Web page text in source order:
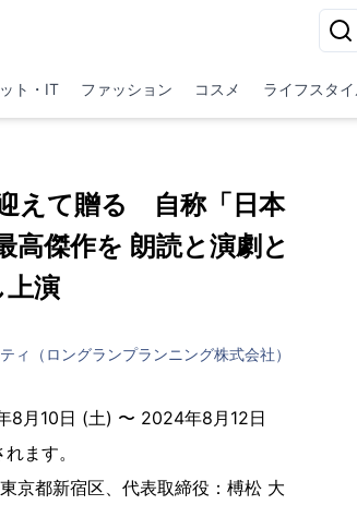
ト・IT ファッション コスメ ライフスタ
えて贈る 自称「日本
傑作を 朗読と演劇と
上演
ィ（ロングランプランニング株式会社）
8月10日 (土) 〜 2024年8月12日
ます。
京都新宿区、代表取締役：榑松 大